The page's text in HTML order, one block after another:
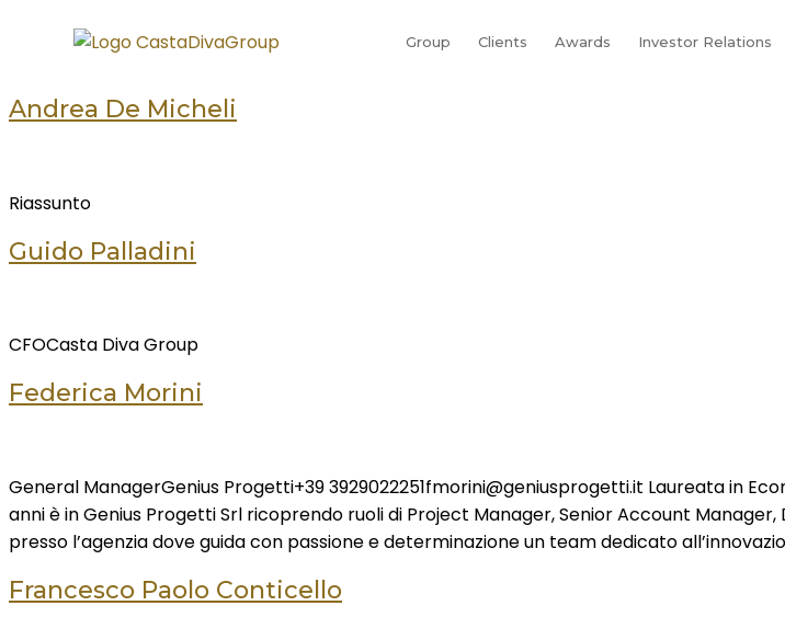
Group Clients Awards Investor Relations
Andrea De Micheli
Riassunto
Guido Palladini
CFOCasta Diva Group
Federica Morini
General ManagerGenius Progetti+39 3929022251fmorini@geniusprogetti.it Laureata in
anni è in Genius Progetti Srl ricoprendo ruoli di Project Manager, Senior Account
presso l’agenzia dove guida con passione e determinazione un team dedicato
Francesco Paolo Conticello